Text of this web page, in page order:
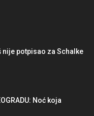
nije potpisao za Schalke
Noć koja